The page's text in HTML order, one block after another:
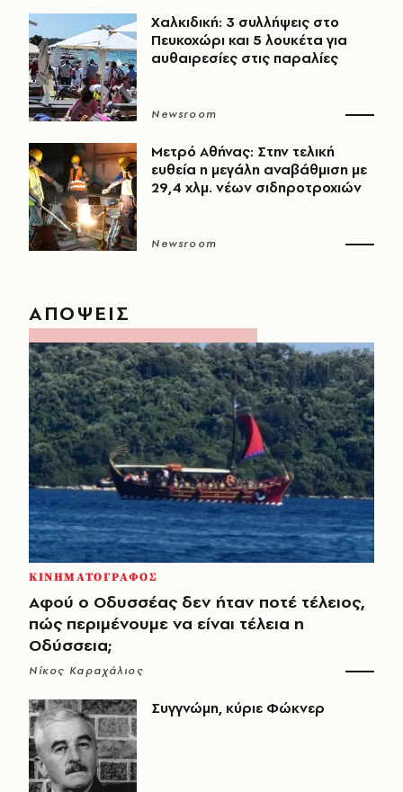
Χαλκιδική: 3 συλλήψεις στο
Πευκοχώρι και 5 λουκέτα για
αυθαιρεσίες στις παραλίες
Newsroom
Μετρό Αθήνας: Στην τελική
ευθεία η μεγάλη αναβάθμιση με
29,4 χλμ. νέων σιδηροτροχιών
Newsroom
ΑΠΟΨΕΙΣ
ΚΙΝΗΜΑΤΟΓΡΑΦΟΣ
Αφού ο Οδυσσέας δεν ήταν ποτέ τέλειος,
πώς περιμένουμε να είναι τέλεια η
Οδύσσεια;
Νίκος Καραχάλιος
Συγγνώμη, κύριε Φώκνερ